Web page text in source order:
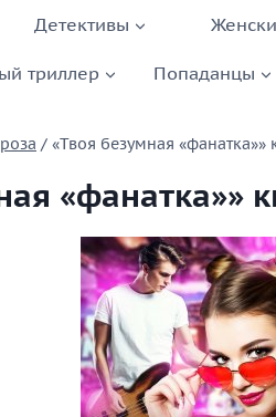
Детективы
триллер Попаданцы
/ «Твоя безумная «фанатка»»
«фанатка»»